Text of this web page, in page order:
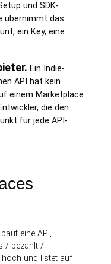
und SDK-
übernimmt das
ein Key, eine
Ein Indie-
API hat kein
einem Marketplace
die den
für jede API-
eine API,
/ bezahlt /
hoch und listet auf